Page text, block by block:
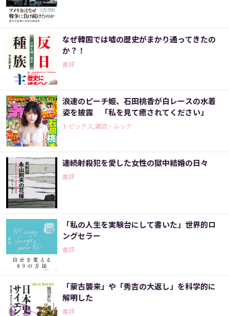
なぜ韓国では嘘の歴史がまかり通ってきたの
か？！
書評
浪速のピーチ姫、石田桃香が白レースの水着
姿を披露 「私を見て癒されてください」
トピックス,雑誌・ムック
連続射殺犯を愛した女性の獄中結婚の日々
書評
「私の人生を実験台にして書いた」世界的ロ
ングセラー
書評
「蒙古襲来」や「秀吉の大返し」を科学的に
解明した
書評